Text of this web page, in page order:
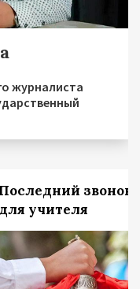
журналиста
Последний звонок
учителя